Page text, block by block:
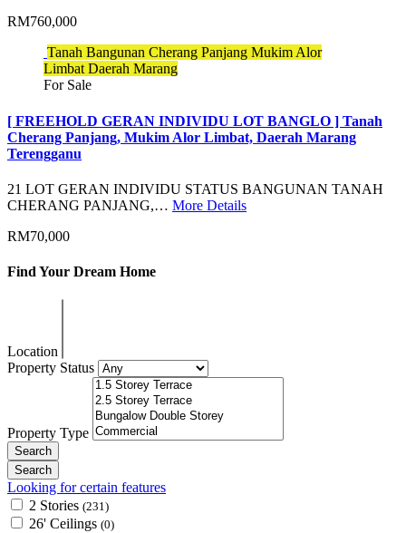
RM760,000
Tanah Bangunan Cherang Panjang Mukim Alor
Limbat Daerah Marang
For Sale
[ FREEHOLD GERAN INDIVIDU LOT BANGLO ] Tanah
Cherang Panjang, Mukim Alor Limbat, Daerah Marang
Terengganu
21 LOT GERAN INDIVIDU STATUS BANGUNAN TANAH
CHERANG PANJANG,… More Details
RM70,000
Find Your Dream Home
Location
Property Status
Property Type
Looking for certain features
2 Stories (231)
26' Ceilings (0)